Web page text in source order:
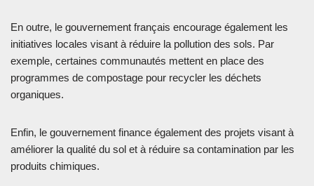
En outre, le gouvernement français encourage également les
initiatives locales visant à réduire la pollution des sols. Par
exemple, certaines communautés mettent en place des
programmes de compostage pour recycler les déchets
organiques.
Enfin, le gouvernement finance également des projets visant à
améliorer la qualité du sol et à réduire sa contamination par les
produits chimiques.